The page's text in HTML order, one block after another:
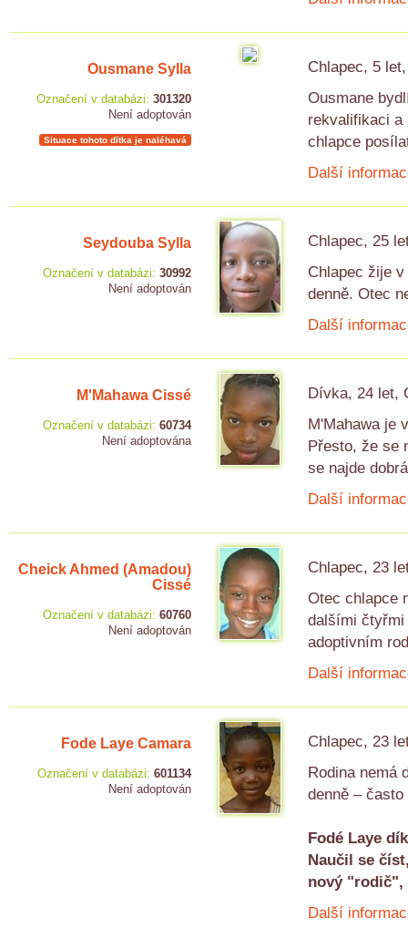
Ousmane Sylla
Označení v databázi: 301320
Není adoptován
Situace tohoto dítka je naléhavá
Chlapec, 5
Ousmane
rekvalifikaci a
chlapce
Další
Seydouba Sylla
Označení v databázi: 30992
Není adoptován
Chlapec, 25
Chlapec žije
denně. Otec
Další
M'Mahawa Cissé
Označení v databázi: 60734
Není adoptována
Dívka, 24 let,
M'Mahawa je
Přesto, že se
se najde
Další
Cheick Ahmed (Amadou)
Cissé
Označení v databázi: 60760
Není adoptován
Chlapec, 23
Otec chlapce
dalšími čtyřmi
adoptivním
Další
Fode Laye Camara
Označení v databázi: 601134
Není adoptován
Chlapec, 23
Rodina nemá
denně –
Fodé Laye
Naučil se
nový "rodič",
Další